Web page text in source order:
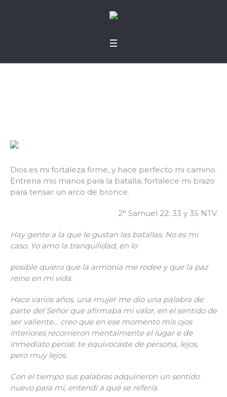
Dios es mi fortaleza firme, y hace perfecto mi camino.
Entrena mis manos para la batalla; fortalece mi brazo
para tensar un arco de bronce.
2° Samuel 22: 33 y 35 NTV
Hay gente a la que le gustan las batallas. No es mi
caso. Yo amo la tranquilidad, en lo
posible quiero que la armonía me rodee y que la paz
reine en mi vida.
Hace varios años, una mujer me dio una palabra de
parte del Señor que afirmaba mi valor, en el sentido de
ser valiente… creo que en ese momento mis ojos
interiores recorrieron mentalmente el lugar e de
inmediato pensé: te equivocaste de persona, lejos,
pero muy lejos.
Con el tiempo sus palabras adquirieron un sentido
nuevo para mí, entendí a qué se refería.